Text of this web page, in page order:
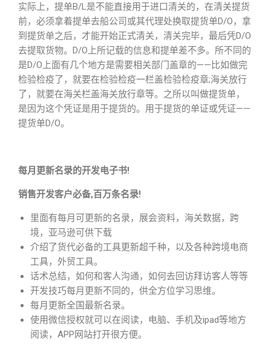
实际上，提单B/L是不能直接用于进口清关的，在清关提货
前，必须拿着提单去船公司或其代理处换取提货单D/O，拿
到提货单之后，才能开始正式清关，清关完毕，最后凭D/O
去提取货物。D/O上所记载的信息和提单差不多。所不同的
是D/O上面有几个地方是需要相关部门盖章的——比如做完
检验检疫了，就要在检验检疫一栏盖检验检疫章;海关放行
了，就要在海关栏盖海关放行章等。之所以叫做提货单，
是因为这个凭证是用于提货的。用于提货的单证或凭证——
提货单D/O。
每月更新名录的开发电子书!
销售开发客户必备,百万条名录!
里面有每月可更新的名录，展会资料，海关数据，跨
境，亚马逊可供下载
介绍了货代必备的工具更新超千种，以及各种跨境电商
工具，外贸工具。
话术总结，如何和客人沟通，如何去回访拜访客人等等
开发技巧每月更新不同的，供全方位学习思维。
每月更新全国最新名录。
使用微信授权就可以在阅读，电脑、手机及ipad等地方
阅读，APP网站打开很方便。